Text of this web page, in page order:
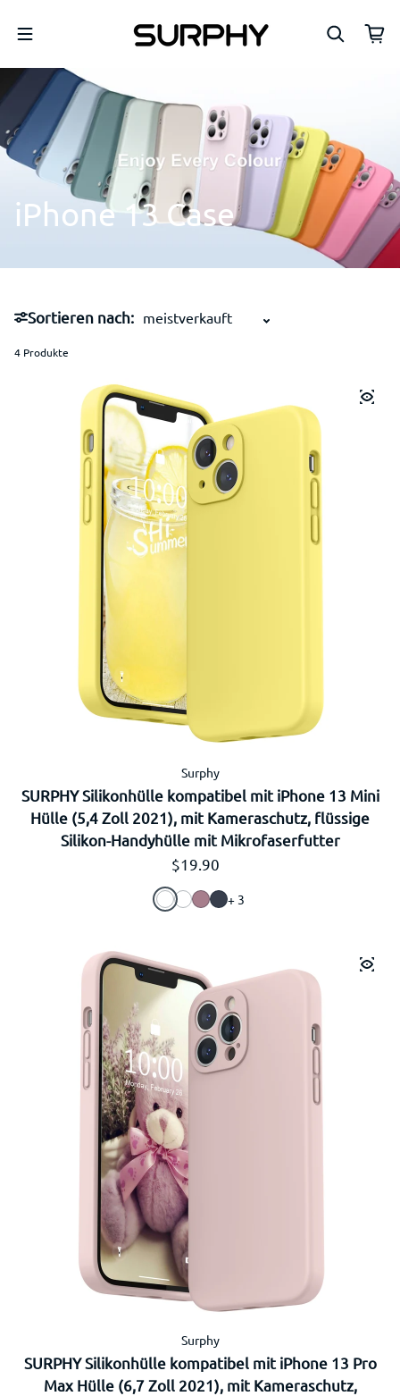
iPhone13Case
Sortieren nach:
4 Produkte
Surphy
SURPHY Silikonhülle kompatibel mit iPhone 13 Mini
Hülle (5,4 Zoll 2021), mit Kameraschutz, flüssige
Silikon-Handyhülle mit Mikrofaserfutter
Regulärer Preis
$19.90
+ 3
Surphy
SURPHY Silikonhülle kompatibel mit iPhone 13 Pro
Max Hülle (6,7 Zoll 2021), mit Kameraschutz,